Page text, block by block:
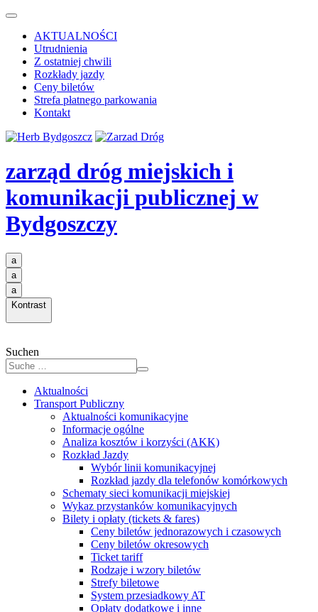
AKTUALNOŚCI
Utrudnienia
Z ostatniej chwili
Rozkłady jazdy
Ceny biletów
Strefa płatnego parkowania
Kontakt
zarząd dróg miejskich i
komunikacji publicznej w
Bydgoszczy
a
a
a
Kontrast
Suchen
Aktualności
Transport Publiczny
Aktualności komunikacyjne
Informacje ogólne
Analiza kosztów i korzyści (AKK)
Rozkład Jazdy
Wybór linii komunikacyjnej
Rozkład jazdy dla telefonów komórkowych
Schematy sieci komunikacji miejskiej
Wykaz przystanków komunikacyjnych
Bilety i opłaty (tickets & fares)
Ceny biletów jednorazowych i czasowych
Ceny biletów okresowych
Ticket tariff
Rodzaje i wzory biletów
Strefy biletowe
System przesiadkowy AT
Opłaty dodatkowe i inne